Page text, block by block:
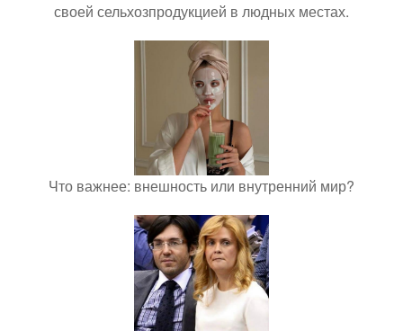
своей сельхозпродукцией в людных местах.
Что важнее: внешность или внутренний мир?